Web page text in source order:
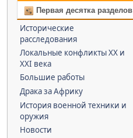
Первая десятка разделов
Исторические
расследования
Локальные конфликты XX и
XXI века
Большие работы
Драка за Африку
История военной техники и
оружия
Новости